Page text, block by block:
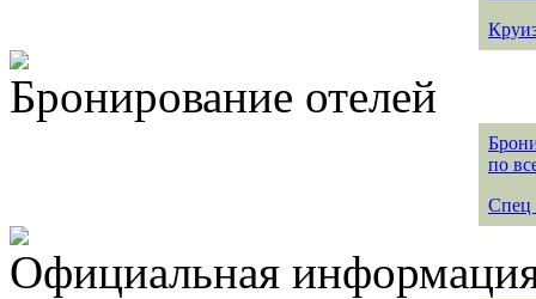
Бронирование отелей
по
Спец
Официальная